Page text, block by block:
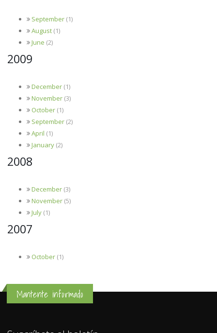
September (1)
August (1)
June (2)
2009
December (1)
November (3)
October (1)
September (2)
April (1)
January (2)
2008
December (3)
November (5)
July (1)
2007
October (1)
Mantente informado